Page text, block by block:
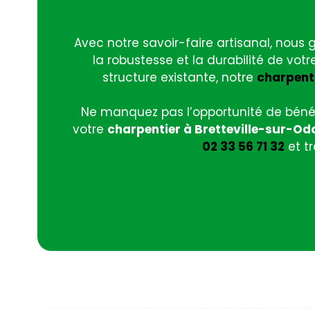
Avec notre savoir-faire artisanal, nous
la robustesse et la durabilité de
structure existante, notre
Ne manquez pas l’opportunité de
votre charpentier à Bretteville-sur-
02 33 56 71 32 et